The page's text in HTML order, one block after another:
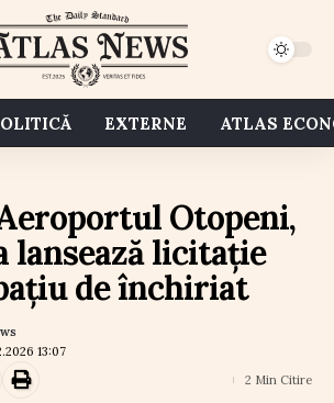
EXTERNE ATLAS
Otopeni,
lansează licitație
de închiriat
13:07
2 Min Citire